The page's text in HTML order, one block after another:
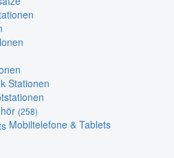
Stationen
(258)
Mobiltelefone & Tablets